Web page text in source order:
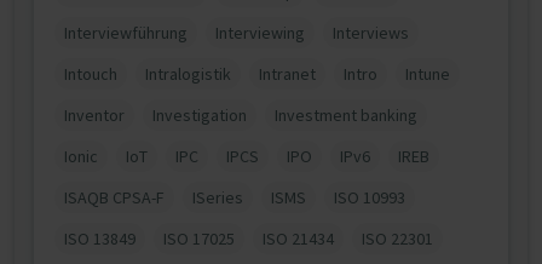
Interviewführung
Interviewing
Interviews
Intouch
Intralogistik Intranet Intro
Intune
Inventor
Investigation
Investment banking
Ionic
IoT IPC IPCS IPO IPv6
IREB
ISAQB CPSA-F
ISeries ISMS
ISO 10993
ISO 13849
ISO 17025 ISO 21434
ISO 22301